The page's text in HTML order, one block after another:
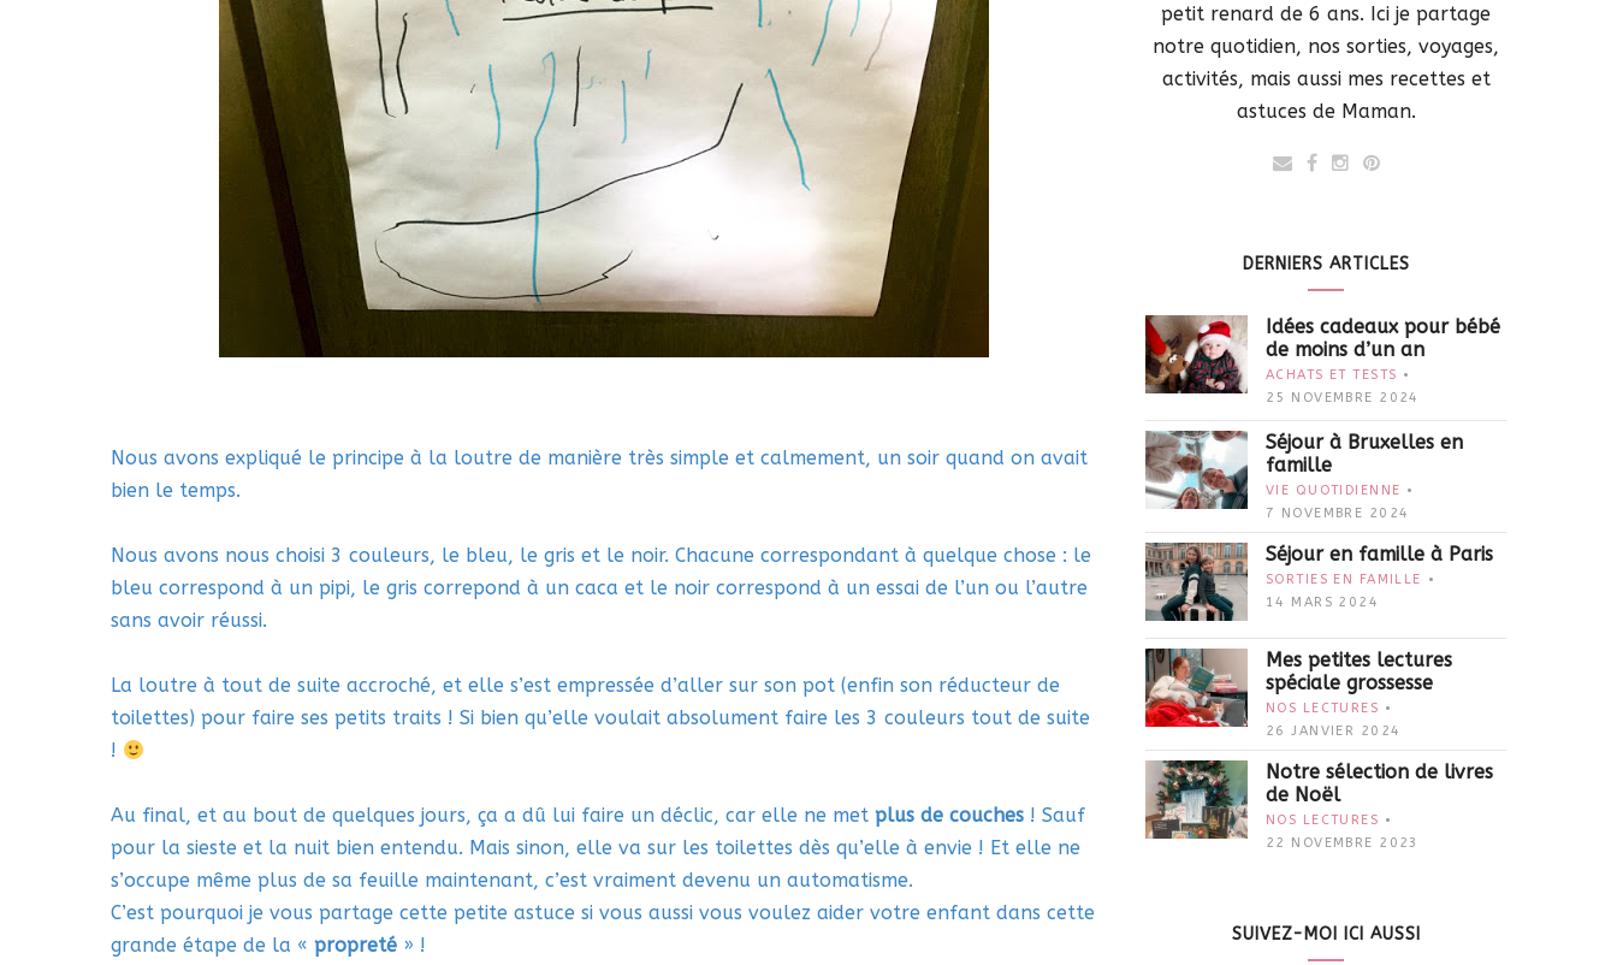
Nous avons expliqué le principe à la loutre de manière très simple et calmement, un soir quand on avait
bien le temps.
Nous avons nous choisi 3 couleurs, le bleu, le gris et le noir. Chacune correspondant à quelque chose : le
bleu correspond à un pipi, le gris correpond à un caca et le noir correspond à un essai de l’un ou l’autre
sans avoir réussi.
La loutre à tout de suite accroché, et elle s’est empressée d’aller sur son pot (enfin son réducteur de
toilettes) pour faire ses petits traits ! Si bien qu’elle voulait absolument faire les 3 couleurs tout de suite
!
Au final, et au bout de quelques jours, ça a dû lui faire un déclic, car elle ne met plus de couches ! Sauf
pour la sieste et la nuit bien entendu. Mais sinon, elle va sur les toilettes dès qu’elle à envie ! Et elle ne
s’occupe même plus de sa feuille maintenant, c’est vraiment devenu un automatisme.
C’est pourquoi je vous partage cette petite astuce si vous aussi vous voulez aider votre enfant dans cette
grande étape de la « propreté » !
petit renard de 6 ans. Ici je partage
notre quotidien, nos sorties, voyages,
activités, mais aussi mes recettes et
astuces de Maman.
DERNIERS ARTICLES
Idées cadeaux pour bébé
de moins d’un an
ACHATS ET TESTS
25 NOVEMBRE 2024
Séjour à Bruxelles en
famille
VIE QUOTIDIENNE
7 NOVEMBRE 2024
Séjour en famille à Paris
SORTIES EN FAMILLE
14 MARS 2024
Mes petites lectures
spéciale grossesse
NOS LECTURES
26 JANVIER 2024
Notre sélection de livres
de Noël
NOS LECTURES
22 NOVEMBRE 2023
SUIVEZ-MOI ICI AUSSI